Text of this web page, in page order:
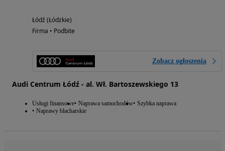
Łódź (Łódzkie)
Firma • Podbite
Zobacz ogłoszenia
Audi Centrum Łódź - al. Wł. Bartoszewskiego 13
Usługi finansowe Naprawa samochodów Szybka naprawa
Naprawy blacharskie